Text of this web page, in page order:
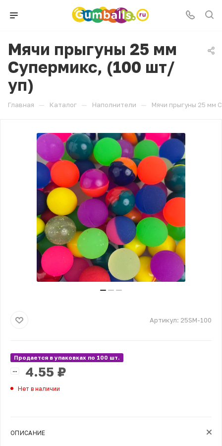
Мячи прыгуны 25 мм
Супермикс, (100 шт/
уп)
Главная — Каталог — Наполнители — Мячи прыгуны 25 мм
Артикул: 25SM-100
Продается в упаковках по 100 шт.
4.55 ₽
Нет в наличии
ОПИСАНИЕ